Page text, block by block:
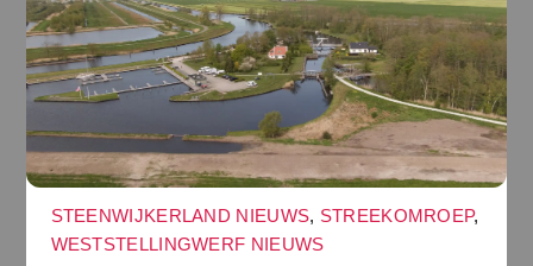
STEENWIJKERLAND NIEUWS, STREEKOMROEP,
WESTSTELLINGWERF NIEUWS